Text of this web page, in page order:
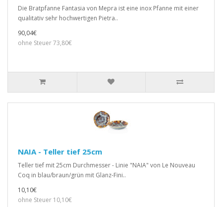
Die Bratpfanne Fantasia von Mepra ist eine inox Pfanne mit einer
qualitativ sehr hochwertigen Pietra..
90,04€
ohne Steuer 73,80€
NAIA - Teller tief 25cm
Teller tief mit 25cm Durchmesser - Linie "NAIA" von Le Nouveau
Coq in blau/braun/grün mit Glanz-Fini..
10,10€
ohne Steuer 10,10€